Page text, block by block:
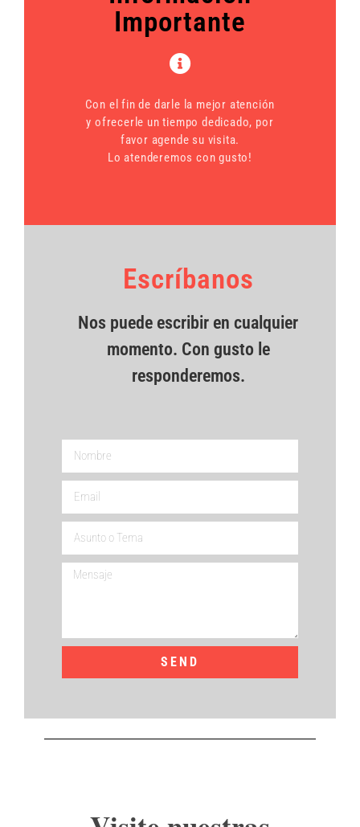
Importante
Con el fin de darle la mejor atención
y ofrecerle un tiempo dedicado, por
favor agende su visita.
Lo atenderemos con gusto!
Escríbanos
Nos puede escribir en cualquier
momento. Con gusto le
responderemos.
SEND